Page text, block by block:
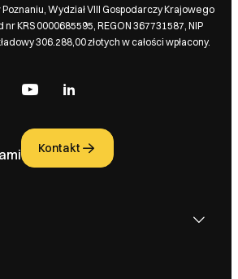
Wydział VIII Gospodarczy Krajowego
KRS 0000685595, REGON 367731587, NIP
306.288,00 złotych w całości wpłacony.
Kontakt